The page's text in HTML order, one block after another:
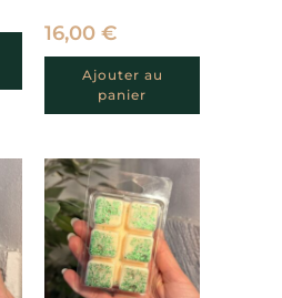
16,00 €
Ajouter au
panier